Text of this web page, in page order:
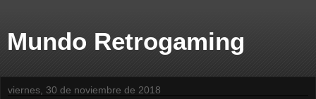
Mundo Retrogaming
viernes, 30 de noviembre de 2018